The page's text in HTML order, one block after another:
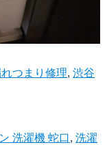
つまり修理,渋谷
洗濯機 蛇口,洗濯